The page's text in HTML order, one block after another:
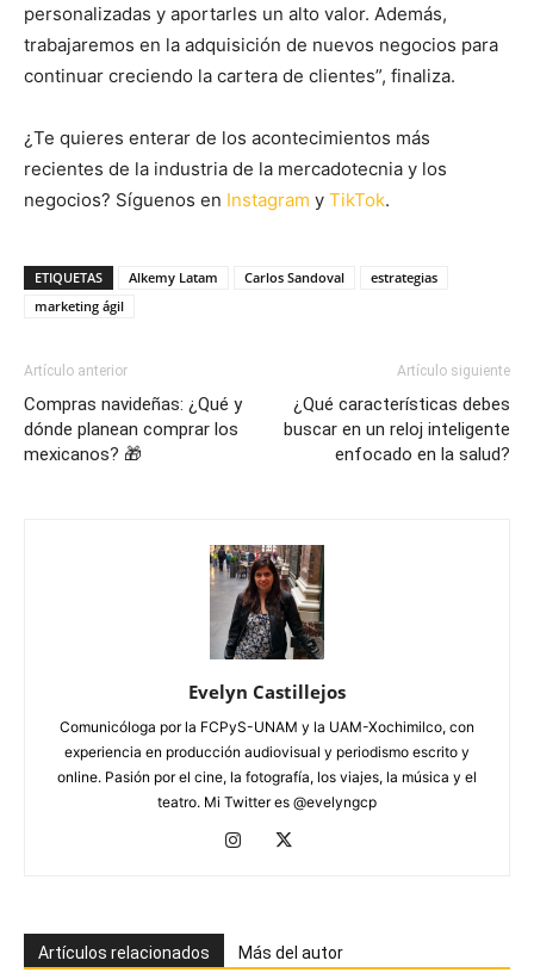
personalizadas y aportarles un alto valor. Además,
trabajaremos en la adquisición de nuevos negocios para
continuar creciendo la cartera de clientes”, finaliza.
¿Te quieres enterar de los acontecimientos más
recientes de la industria de la mercadotecnia y los
negocios? Síguenos en Instagram y TikTok.
ETIQUETAS Alkemy Latam Carlos Sandoval
estrategias
marketing ágil
Artículo anterior
Compras navideñas: ¿Qué y
dónde planean comprar los
mexicanos? 🎁
Artículo siguiente
¿Qué características debes
buscar en un reloj inteligente
enfocado en la salud?
Evelyn Castillejos
Comunicóloga por la FCPyS-UNAM y la UAM-Xochimilco, con
experiencia en producción audiovisual y periodismo escrito y
online. Pasión por el cine, la fotografía, los viajes, la música y el
teatro. Mi Twitter es @evelyngcp
Artículos relacionados Más del autor